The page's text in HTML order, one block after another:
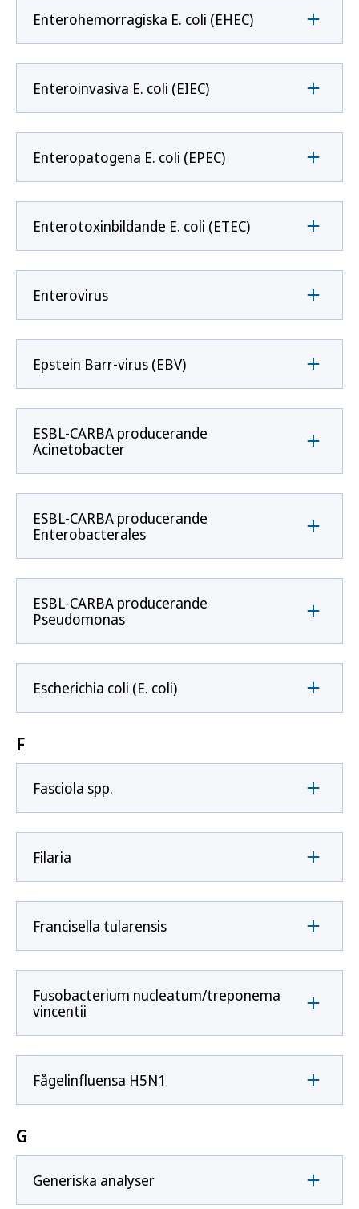
Enterohemorragiska E. coli (EHEC)
Enteroinvasiva E. coli (EIEC)
Enteropatogena E. coli (EPEC)
Enterotoxinbildande E. coli (ETEC)
Enterovirus
Epstein Barr-virus (EBV)
ESBL-CARBA producerande
Acinetobacter
ESBL-CARBA producerande
Enterobacterales
ESBL-CARBA producerande
Pseudomonas
Escherichia coli (E. coli)
F
Fasciola spp.
Filaria
Francisella tularensis
Fusobacterium nucleatum/treponema
vincentii
Fågelinfluensa H5N1
G
Generiska analyser